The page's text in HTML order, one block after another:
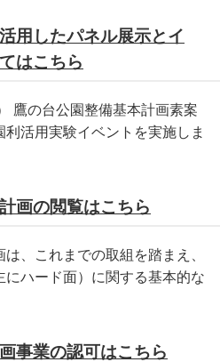
用したパネル展示とイ
はこちら
鷹の台公園整備基本計画素案
活用実験イベントを実施しま
画の閲覧はこちら
、これまでの取組を踏まえ、
ハード面）に関する基本的な
事業の認可はこちら